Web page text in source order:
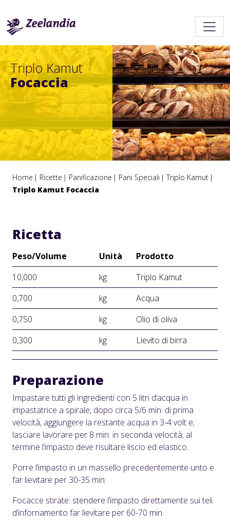
Triplo Kamut
Focaccia
Home Ricette Panificazione Pani Speciali
Triplo Kamut
Triplo Kamut Focaccia
Ricetta
Peso/Volume Unità
Prodotto
10,000
kg
Triplo Kamut
0,700
kg
Acqua
0,750
kg
Olio di oliva
0,300
kg Lievito di birra
Preparazione
Impastare tutti gli ingredienti con 5 litri d’acqua in
impastatrice a spirale, dopo circa 5/6 min. di prima
velocità, aggiungere la restante acqua in 3-4 volt e;
lasciare lavorare per 8 min. in seconda velocità; al
termine l’impasto deve risultare liscio ed elastico.
Porre l’impasto in un massello precedentemente unto e
far lievitare per 30-35 min.
Focacce stirate: stendere l’impasto direttamente sui teli
d’infornamento far lievitare per 60-70 min.